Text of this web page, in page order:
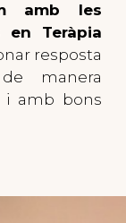
amb les
en Teràpia
resposta
manera
i amb bons